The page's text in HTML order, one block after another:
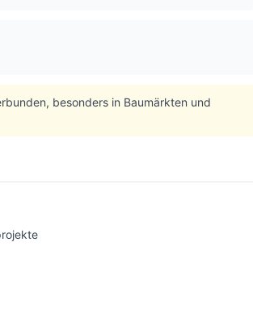
besonders in Baumärkten und